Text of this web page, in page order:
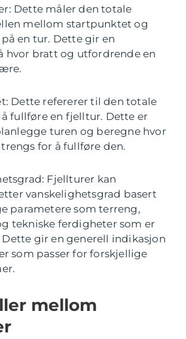
Dette måler den totale
mellom startpunktet og
en tur. Dette gir en
hvor bratt og utfordrende en
Dette refererer til den totale
fullføre en fjelltur. Dette er
turen og beregne hvor
for å fullføre den.
Fjellturer kan
vanskelighetsgrad basert
parametere som terreng,
tekniske ferdigheter som er
gir en generell indikasjon
som passer for forskjellige
mellom